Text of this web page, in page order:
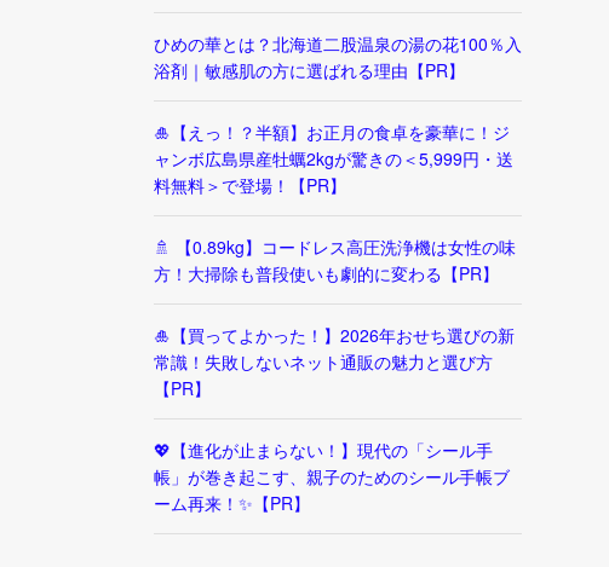
ひめの華とは？北海道二股温泉の湯の花100％入
浴剤｜敏感肌の方に選ばれる理由【PR】
🎍【えっ！？半額】お正月の食卓を豪華に！ジ
ャンボ広島県産牡蠣2kgが驚きの＜5,999円・送
料無料＞で登場！【PR】
🚿 【0.89kg】コードレス高圧洗浄機は女性の味
方！大掃除も普段使いも劇的に変わる【PR】
🎍【買ってよかった！】2026年おせち選びの新
常識！失敗しないネット通販の魅力と選び方
【PR】
💖【進化が止まらない！】現代の「シール手
帳」が巻き起こす、親子のためのシール手帳ブ
ーム再来！✨【PR】